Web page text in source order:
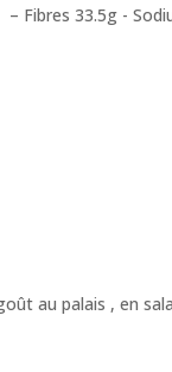
– Fibres 33.5g -
au palais , en